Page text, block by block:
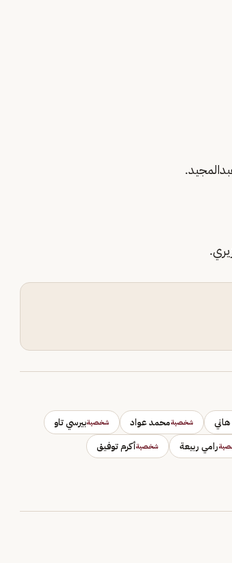
شخصيةمحمد عواد شخصيةبيرسي تاو
رامي ربيعة شخصيةأكرم توفيق